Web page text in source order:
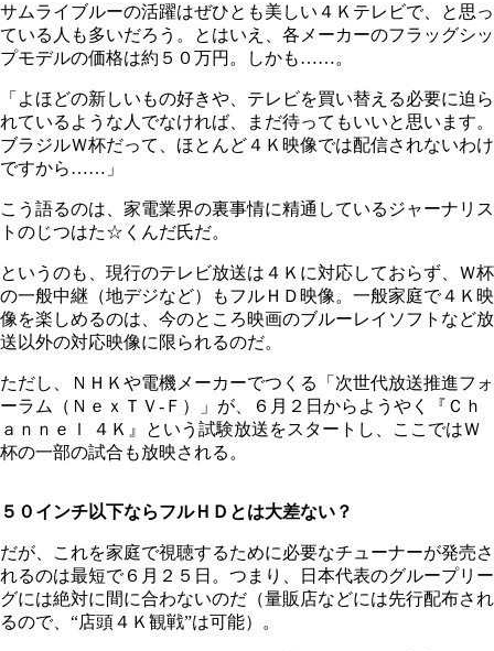
サムライブルーの活躍はぜひとも美しい４Ｋテレビで、と思っ
ている人も多いだろう。とはいえ、各メーカーのフラッグシッ
プモデルの価格は約５０万円。しかも……。
「よほどの新しいもの好きや、テレビを買い替える必要に迫ら
れているような人でなければ、まだ待ってもいいと思います。
ブラジルＷ杯だって、ほとんど４Ｋ映像では配信されないわけ
ですから……」
こう語るのは、家電業界の裏事情に精通しているジャーナリス
トのじつはた☆くんだ氏だ。
というのも、現行のテレビ放送は４Ｋに対応しておらず、Ｗ杯
の一般中継（地デジなど）もフルＨＤ映像。一般家庭で４Ｋ映
像を楽しめるのは、今のところ映画のブルーレイソフトなど放
送以外の対応映像に限られるのだ。
ただし、ＮＨＫや電機メーカーでつくる「次世代放送推進フォ
ーラム（ＮｅｘＴＶ-Ｆ）」が、６月２日からようやく『Ｃｈ
ａｎｎｅｌ ４Ｋ』という試験放送をスタートし、ここではＷ
杯の一部の試合も放映される。
５０インチ以下ならフルＨＤとは大差ない？
だが、これを家庭で視聴するために必要なチューナーが発売さ
れるのは最短で６月２５日。つまり、日本代表のグループリー
グには絶対に間に合わないのだ（量販店などには先行配布され
るので、“店頭４Ｋ観戦”は可能）。